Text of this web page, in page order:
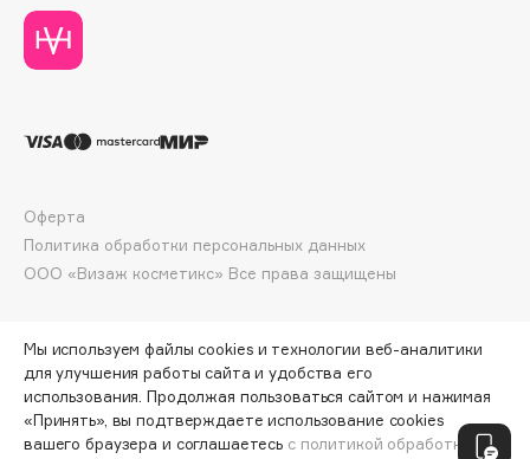
Dior
Divage
Dorco
Dr. Vranjes Firenze
Dr.Althea
Dr.Ceuracle
DSD de Luxe
Dyson
ПО ЗОЛОТОЙ КАРТЕ: 6472 ₽
ООО «Визаж косметикс» Все права защищены
Оферта
Политика обработки персональных данных
Мы используем файлы cookies и технологии веб-аналитики
для улучшения работы сайта и удобства его
использования. Продолжая пользоваться сайтом и нажимая
«Принять», вы подтверждаете использование cookies
вашего браузера и соглашаетесь с политикой обработки